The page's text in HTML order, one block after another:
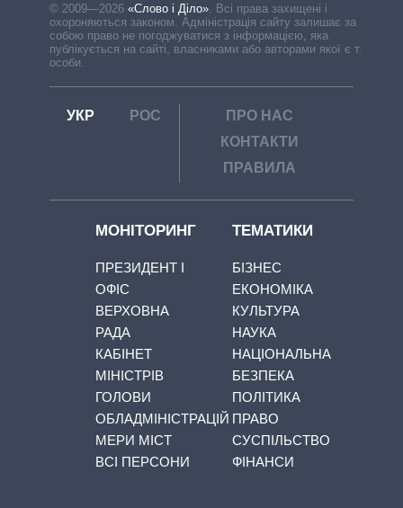
© 2009—2026 «Слово і Діло»
Всі права захищені і
охороняються законом. Адміністрація сайту залишає за
собою право не погоджуватися з інформацією, яка
публікується на сайті, власниками або авторами якої є треті
особи.
УКР РОС
ПРО НАС
КОНТАКТИ
ПРАВИЛА
МОНІТОРИНГ
ПРЕЗИДЕНТ І
ОФІС
ВЕРХОВНА
РАДА
КАБІНЕТ
МІНІСТРІВ
ГОЛОВИ
ОБЛАДМІНІСТРАЦІЙ
МЕРИ МІСТ
ВСІ ПЕРСОНИ
ТЕМАТИКИ
БІЗНЕС
ЕКОНОМІКА
КУЛЬТУРА
НАУКА
НАЦІОНАЛЬНА
БЕЗПЕКА
ПОЛІТИКА
ПРАВО
СУСПІЛЬСТВО
ФІНАНСИ